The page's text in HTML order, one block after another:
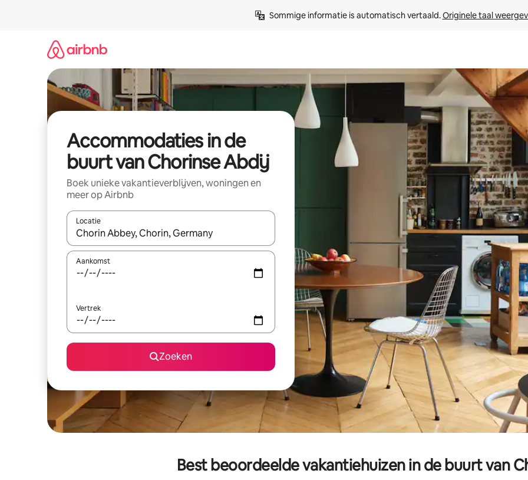
Sommige informatie is automatisch vertaald. Originele taal
Accommodaties in de
buurt van Chorinse Abdij
Boek unieke vakantieverblijven, woningen en
meer op Airbnb
Locatie
Wanneer er resultaten beschikbaar zijn, maak je een keuze met je de pijltjestoetsen omhoog en omlaag, óf door te
Aankomst
Vertrek
Zoeken
Best beoordeelde vakantiehuizen in de buurt van